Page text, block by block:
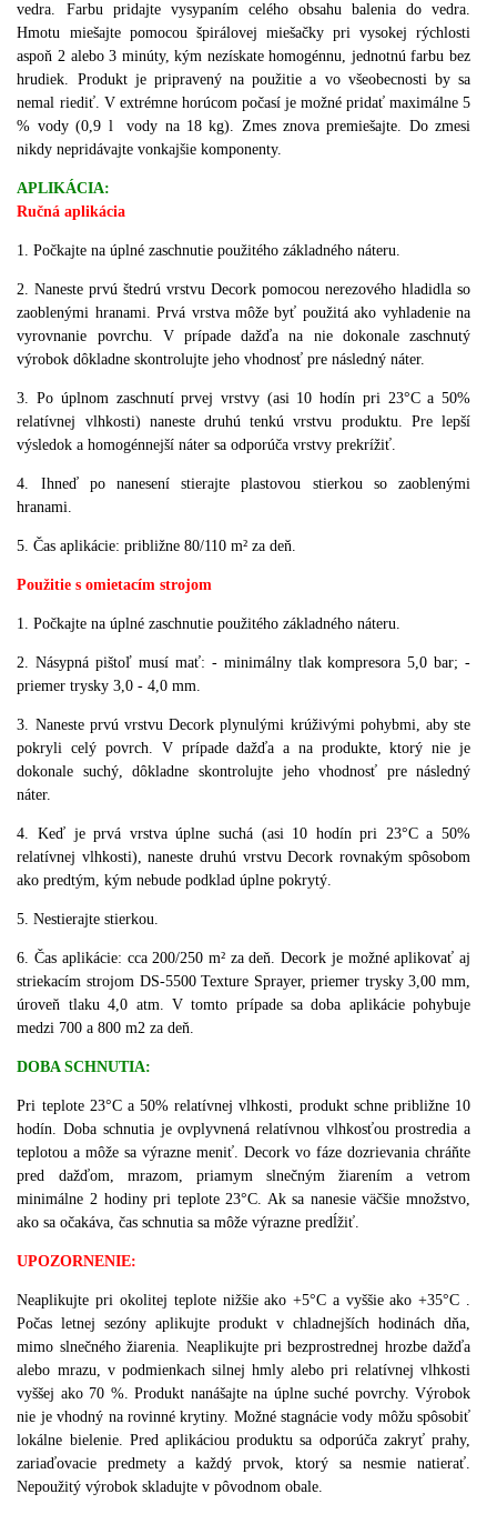
vedra. Farbu pridajte vysypaním celého obsahu balenia do vedra.
Hmotu miešajte pomocou špirálovej miešačky pri vysokej rýchlosti
aspoň 2 alebo 3 minúty, kým nezískate homogénnu, jednotnú farbu bez
hrudiek. Produkt je pripravený na použitie a vo všeobecnosti by sa
nemal riediť. V extrémne horúcom počasí je možné pridať maximálne 5
% vody (0,9 l vody na 18 kg). Zmes znova premiešajte. Do zmesi
nikdy nepridávajte vonkajšie komponenty.
APLIKÁCIA:
Ručná aplikácia
1. Počkajte na úplné zaschnutie použitého základného náteru.
2. Naneste prvú štedrú vrstvu Decork pomocou nerezového hladidla so
zaoblenými hranami. Prvá vrstva môže byť použitá ako vyhladenie na
vyrovnanie povrchu. V prípade dažďa na nie dokonale zaschnutý
výrobok dôkladne skontrolujte jeho vhodnosť pre následný náter.
3. Po úplnom zaschnutí prvej vrstvy (asi 10 hodín pri 23°C a 50%
relatívnej vlhkosti) naneste druhú tenkú vrstvu produktu. Pre lepší
výsledok a homogénnejší náter sa odporúča vrstvy prekrížiť.
4. Ihneď po nanesení stierajte plastovou stierkou so zaoblenými
hranami.
5. Čas aplikácie: približne 80/110 m² za deň.
Použitie s omietacím strojom
1. Počkajte na úplné zaschnutie použitého základného náteru.
2. Násypná pištoľ musí mať: - minimálny tlak kompresora 5,0 bar; -
priemer trysky 3,0 - 4,0 mm.
3. Naneste prvú vrstvu Decork plynulými krúživými pohybmi, aby ste
pokryli celý povrch. V prípade dažďa a na produkte, ktorý nie je
dokonale suchý, dôkladne skontrolujte jeho vhodnosť pre následný
náter.
4. Keď je prvá vrstva úplne suchá (asi 10 hodín pri 23°C a 50%
relatívnej vlhkosti), naneste druhú vrstvu Decork rovnakým spôsobom
ako predtým, kým nebude podklad úplne pokrytý.
5. Nestierajte stierkou.
6. Čas aplikácie: cca 200/250 m² za deň. Decork je možné aplikovať aj
striekacím strojom DS-5500 Texture Sprayer, priemer trysky 3,00 mm,
úroveň tlaku 4,0 atm. V tomto prípade sa doba aplikácie pohybuje
medzi 700 a 800 m2 za deň.
DOBA SCHNUTIA:
Pri teplote 23°C a 50% relatívnej vlhkosti, produkt schne približne 10
hodín. Doba schnutia je ovplyvnená relatívnou vlhkosťou prostredia a
teplotou a môže sa výrazne meniť. Decork vo fáze dozrievania chráňte
pred dažďom, mrazom, priamym slnečným žiarením a vetrom
minimálne 2 hodiny pri teplote 23°C. Ak sa nanesie väčšie množstvo,
ako sa očakáva, čas schnutia sa môže výrazne predĺžiť.
UPOZORNENIE:
Neaplikujte pri okolitej teplote nižšie ako +5°C a vyššie ako +35°C .
Počas letnej sezóny aplikujte produkt v chladnejších hodinách dňa,
mimo slnečného žiarenia. Neaplikujte pri bezprostrednej hrozbe dažďa
alebo mrazu, v podmienkach silnej hmly alebo pri relatívnej vlhkosti
vyššej ako 70 %. Produkt nanášajte na úplne suché povrchy. Výrobok
nie je vhodný na rovinné krytiny. Možné stagnácie vody môžu spôsobiť
lokálne bielenie. Pred aplikáciou produktu sa odporúča zakryť prahy,
zariaďovacie predmety a každý prvok, ktorý sa nesmie natierať.
Nepoužitý výrobok skladujte v pôvodnom obale.